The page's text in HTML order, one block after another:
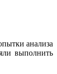
анализа
выполнить